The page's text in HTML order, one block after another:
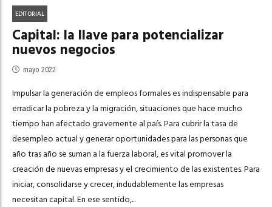
EDITORIAL
Capital: la llave para potencializar
nuevos negocios
mayo 2022
Impulsar la generación de empleos formales es indispensable para
erradicar la pobreza y la migración, situaciones que hace mucho
tiempo han afectado gravemente al país. Para cubrir la tasa de
desempleo actual y generar oportunidades para las personas que
año tras año se suman a la fuerza laboral, es vital promover la
creación de nuevas empresas y el crecimiento de las existentes. Para
iniciar, consolidarse y crecer, indudablemente las empresas
necesitan capital. En ese sentido,...